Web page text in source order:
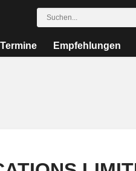
Termine Empfehlungen